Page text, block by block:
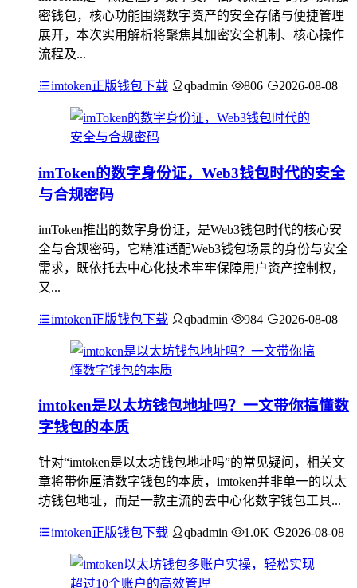
密钱包，核心功能围绕数字资产的安全存储与便捷管理
展开，本次实用解析将聚焦其加密安全机制、核心操作
流程及...
imtoken正版钱包下载 qbadmin 806 2026-08-08
imToken的数字身份证，Web3钱包时代的安全
与合规密码
imToken推出的数字身份证，是Web3钱包时代的核心安
全与合规密码，它精准适配Web3钱包场景的身份与安全
需求，既依托去中心化技术牢牢保障用户资产控制权，
又...
imtoken正版钱包下载 qbadmin 984 2026-08-08
imtoken是以太坊钱包地址吗？一文带你搞懂数
字钱包的本质
针对“imtoken是以太坊钱包地址吗”的常见疑问，相关文
章将带你厘清数字钱包的本质，imtoken并非单一的以太
坊钱包地址，而是一款主流的去中心化数字钱包工具...
imtoken正版钱包下载 qbadmin 1.0K 2026-08-08